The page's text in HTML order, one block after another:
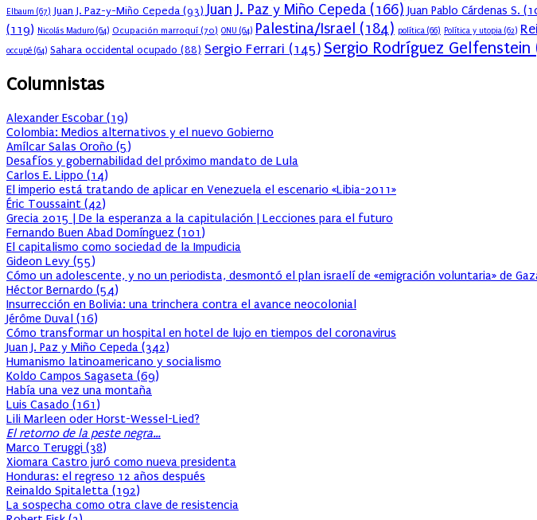
Elbaum (67) Juan J. Paz-y-Miño Cepeda (93) Juan J. Paz y Miño Cepeda (166) Juan Pablo Cárdenas S.
(119) Nicolás Maduro (64) Ocupación marroquí (70) ONU (64) Palestina/Israel (184) política (66) Política y utopia (62)
occupé (64) Sahara occidental ocupado (88) Sergio Ferrari (145) Sergio Rodríguez Gelfenstein
Columnistas
Alexander Escobar (19)
Colombia: Medios alternativos y el nuevo Gobierno
Amílcar Salas Oroño (5)
Desafíos y gobernabilidad del próximo mandato de Lula
Carlos E. Lippo (14)
El imperio está tratando de aplicar en Venezuela el escenario «Libia-2011»
Éric Toussaint (42)
Grecia 2015 | De la esperanza a la capitulación | Lecciones para el futuro
Fernando Buen Abad Domínguez (101)
El capitalismo como sociedad de la Impudicia
Gideon Levy (55)
Cómo un adolescente, y no un periodista, desmontó el plan israelí de «emigración voluntaria» de
Héctor Bernardo (54)
Insurrección en Bolivia: una trinchera contra el avance neocolonial
Jérôme Duval (16)
Cómo transformar un hospital en hotel de lujo en tiempos del coronavirus
Juan J. Paz y Miño Cepeda (342)
Humanismo latinoamericano y socialismo
Koldo Campos Sagaseta (69)
Había una vez una montaña
Luis Casado (161)
Lili Marleen oder Horst-Wessel-Lied?
El retorno de la peste negra…
Marco Teruggi (38)
Xiomara Castro juró como nueva presidenta
Honduras: el regreso 12 años después
Reinaldo Spitaletta (192)
La sospecha como otra clave de resistencia